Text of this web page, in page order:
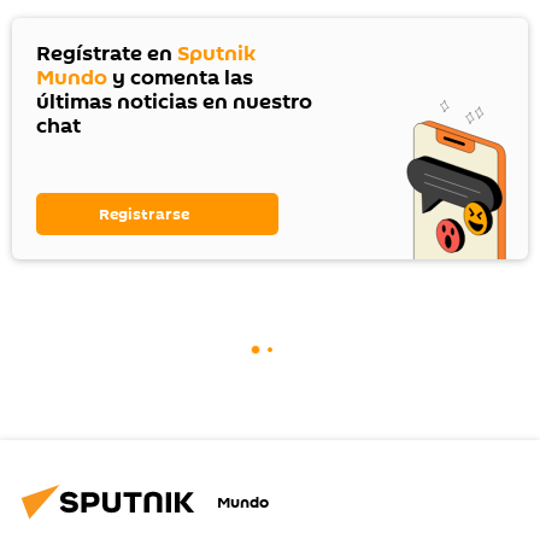
Regístrate en Sputnik
Mundo y comenta las
últimas noticias en nuestro
chat
Registrarse
Mundo